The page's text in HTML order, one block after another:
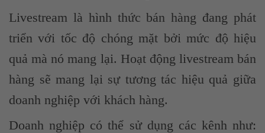
Livestream là hình thức bán hàng đang phát
triển với tốc độ chóng mặt bởi mức độ hiệu
quả mà nó mang lại. Hoạt động livestream bán
hàng sẽ mang lại sự tương tác hiệu quả giữa
doanh nghiệp với khách hàng.
Doanh nghiệp có thể sử dụng các kênh như: